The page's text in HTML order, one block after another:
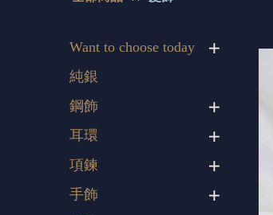
Want to choose today
純銀
鋼飾
耳環
項鍊
手飾